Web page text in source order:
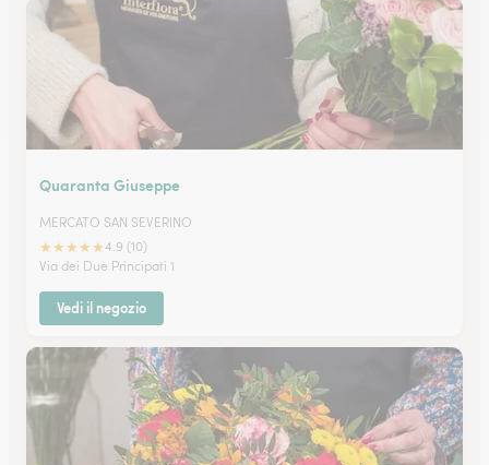
Quaranta Giuseppe
MERCATO SAN SEVERINO
★★★★★4.9 (10)
Via dei Due Principati 1
Vedi il negozio